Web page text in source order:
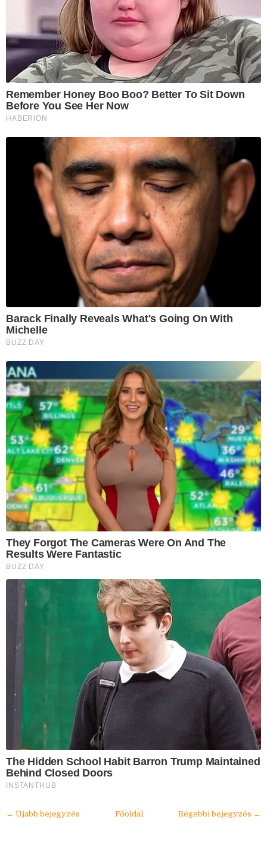
Remember Honey Boo Boo? Better To Sit Down
Before You See Her Now
HABERION
Barack Finally Reveals What's Going On With
Michelle
BUZZ DAY
They Forgot The Cameras Were On And The
Results Were Fantastic
BUZZ DAY
The Hidden School Habit Barron Trump Maintained
Behind Closed Doors
INSTANTHUB
← Újabb bejegyzés Régebbi bejegyzés →
Főoldal